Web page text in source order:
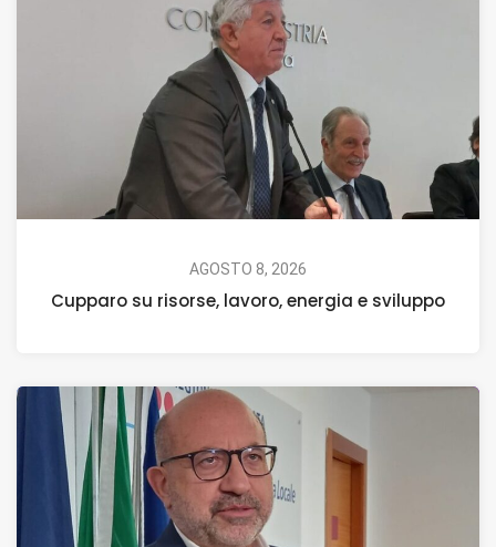
AGOSTO 8, 2026
Cupparo su risorse, lavoro, energia e sviluppo